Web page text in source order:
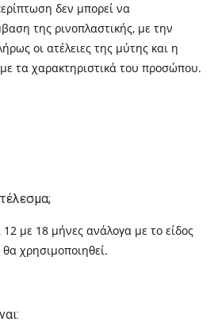
δεν μπορεί να
της ρινοπλαστικής, με την
οι ατέλειες της μύτης και η
τα χαρακτηριστικά του προσώπου.
με 18 μήνες ανάλογα με το είδος
χρησιμοποιηθεί.